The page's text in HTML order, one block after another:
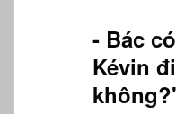
- Bác
Kévin